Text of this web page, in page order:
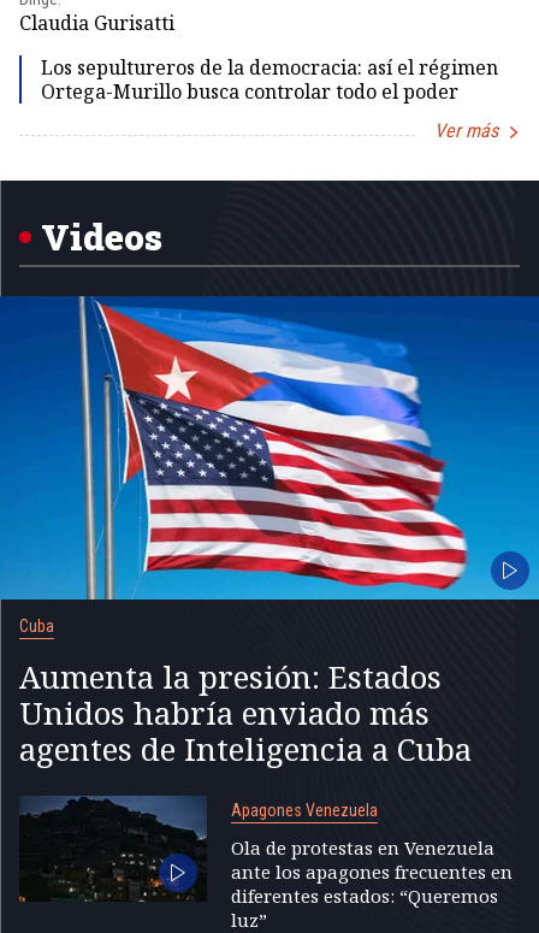
Claudia Gurisatti
Los sepultureros de la democracia: así el régimen
Ortega-Murillo busca controlar todo el poder
Ver más
1
Videos
Cuba
Aumenta la presión: Estados
Unidos habría enviado más
agentes de Inteligencia a Cuba
Apagones Venezuela
Ola de protestas en Venezuela
ante los apagones frecuentes en
diferentes estados: “Queremos
luz”